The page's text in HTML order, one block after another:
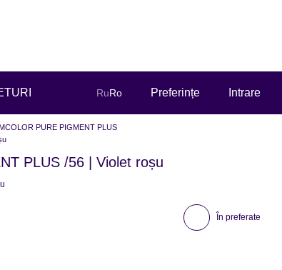
RuRo Preferințe Intrare
PURE PIGMENT PLUS
PLUS /56 | Violet roșu
În preferate